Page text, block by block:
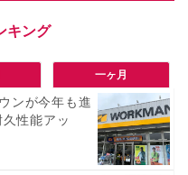
一ヶ月
ンが今年も進
性能アッ